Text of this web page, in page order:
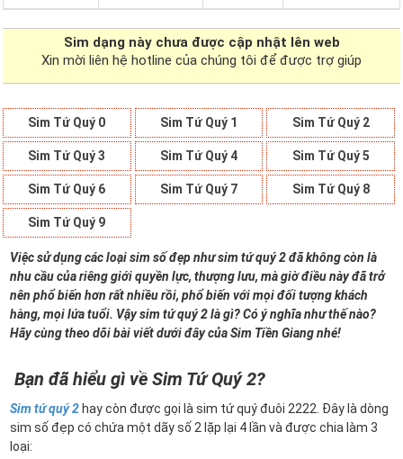
Sim dạng này chưa được cập nhật lên web
Xin mời liên hệ hotline của chúng tôi để được trợ giúp
Sim Tứ Quý 0 Sim Tứ Quý 1 Sim Tứ Quý 2
Sim Tứ Quý 3 Sim Tứ Quý 4 Sim Tứ Quý 5
Sim Tứ Quý 6 Sim Tứ Quý 7 Sim Tứ Quý 8
Sim Tứ Quý 9
Việc sử dụng các loại sim số đẹp như sim tứ quý 2 đã không còn là
nhu cầu của riêng giới quyền lực, thượng lưu, mà giờ điều này đã trở
nên phổ biến hơn rất nhiều rồi, phổ biến với mọi đối tượng khách
hàng, mọi lứa tuổi. Vậy sim tứ quý 2 là gì? Có ý nghĩa như thế nào?
Hãy cùng theo dõi bài viết dưới đây của Sim Tiền Giang nhé!
Bạn đã hiểu gì về Sim Tứ Quý 2?
Sim tứ quý 2 hay còn được gọi là sim tứ quý đuôi 2222. Đây là dòng
sim số đẹp có chứa một dãy số 2 lặp lại 4 lần và được chia làm 3
loại: